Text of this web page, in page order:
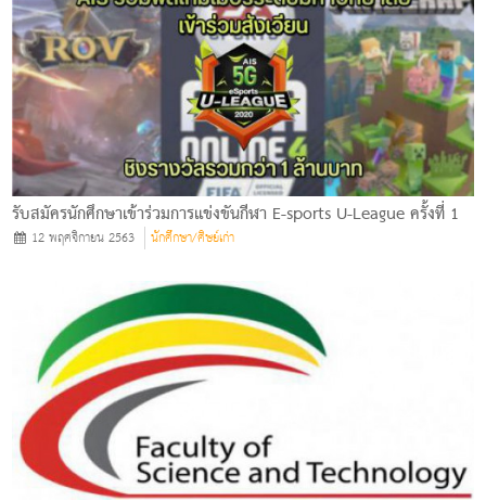
รับสมัครนักศึกษาเข้าร่วมการแข่งขันกีฬา E-sports U-League ครั้งที่ 1
12 พฤศจิกายน 2563 นักศึกษา/ศิษย์เก่า